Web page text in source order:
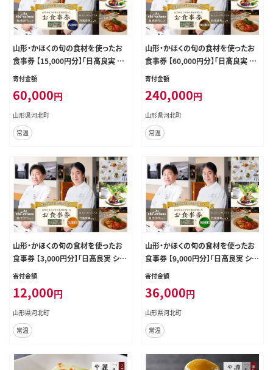
山形・かほくの旬の食材を使ったお
食事券 【15,000円分】「日髙良実 シ
ェフ」「奥田政行 シェフ」ほか
寄付金額
60,000円
山形県河北町
常温
山形・かほくの旬の食材を使ったお
食事券 【60,000円分】「日髙良実 シ
ェフ」「奥田政行 シェフ」 ほか
寄付金額
240,000円
山形県河北町
常温
山形・かほくの旬の食材を使ったお
食事券 【3,000円分】「日髙良実 シェ
フ」「奥田政行 シェフ」ほか
寄付金額
12,000円
山形県河北町
常温
山形・かほくの旬の食材を使ったお
食事券 【9,000円分】「日髙良実 シェ
フ」「奥田政行 シェフ」ほか
寄付金額
36,000円
山形県河北町
常温